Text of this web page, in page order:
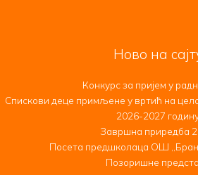
Ново на
Конкурс за пријем у
Спискови деце примљене у вртић на
2026-2027
Завршна приредба
Посета предшколаца ОШ
Позоришне